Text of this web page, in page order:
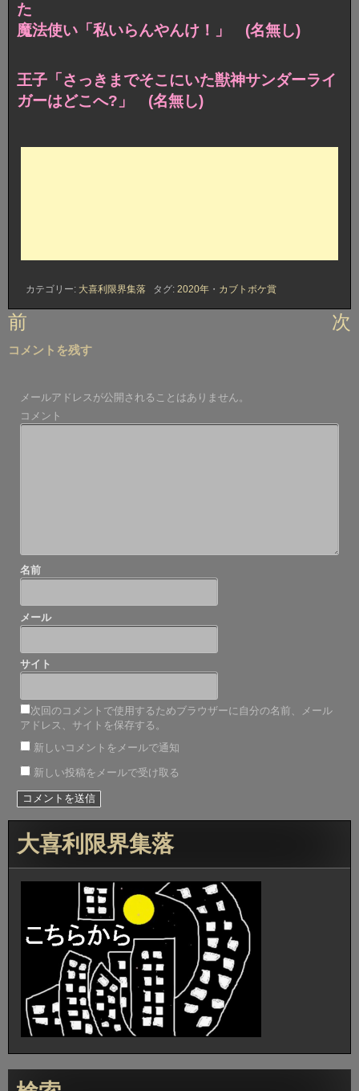
た
魔法使い「私いらんやんけ！」 (名無し)
王子「さっきまでそこにいた獣神サンダーライ
ガーはどこへ?」 (名無し)
カテゴリー: 大喜利限界集落 タグ: 2020年 ・ カブトボケ賞
投
ナ
ゲ
ー
前 次
コメントを残す
メールアドレスが公開されることはありません。
コメント
名前
メール
サイト
次回のコメントで使用するためブラウザーに自分の名前、メール
アドレス、サイトを保存する。
新しいコメントをメールで通知
新しい投稿をメールで受け取る
大喜利限界集落